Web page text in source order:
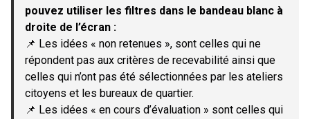
pouvez utiliser les filtres dans le bandeau blanc à
droite de l’écran :
📌 Les idées « non retenues », sont celles qui ne
répondent pas aux critères de recevabilité ainsi que
celles qui n’ont pas été sélectionnées par les ateliers
citoyens et les bureaux de quartier.
📌 Les idées « en cours d’évaluation » sont celles qui